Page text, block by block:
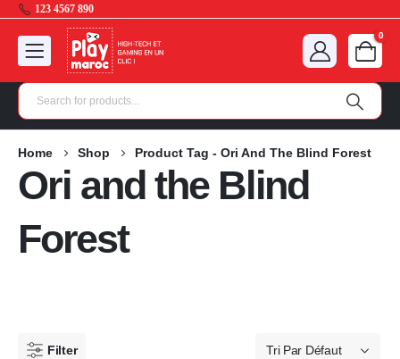
123 4567 890
0
Home Shop Product Tag - Ori And The Blind Forest
Ori and the Blind
Forest
Filter